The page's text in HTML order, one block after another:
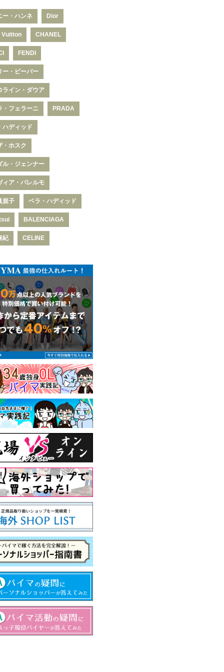
ー・ハンネ Dior
Vuitton CHANEL
FENDI
ー・ビーバー
ライン・ダウア
・フェラーニ PRADA
ハディッド
・ホスク
ル・ジェンナー
ィア・パレルモ
規子 ベラ・ハディッド
BALENCIAGA
紀 CELINE